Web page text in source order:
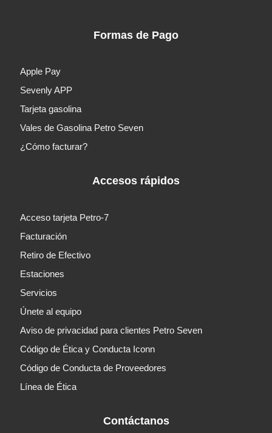
Formas de Pago
Apple Pay
Sevenly APP
Tarjeta gasolina
Vales de Gasolina Petro Seven
¿Cómo facturar?
Accesos rápidos
Acceso tarjeta Petro-7
Facturación
Retiro de Efectivo
Estaciones
Servicios
Únete al equipo
Aviso de privacidad para clientes Petro Seven
Código de Ética y Conducta Iconn
Código de Conducta de Proveedores
Línea de Ética
Contáctanos